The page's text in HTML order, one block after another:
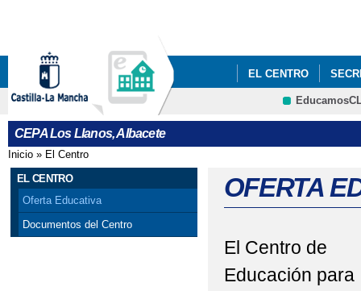
EL CENTRO
USUARIOS
CEPA Los Llanos, Albacete
Se encuentra usted aquí
Inicio » El Centro
EL CENTRO
Oferta Educativa
Documentos del Centro
OFERTA
El Centro de
Educación para